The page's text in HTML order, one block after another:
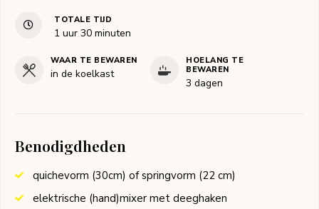
TOTALE TIJD
1 uur
uur 30minuten
minuten
WAAR TE BEWAREN
in de koelkast
HOELANG TE
BEWAREN
3 dagen
Benodigdheden
quichevorm (30cm) of springvorm (22 cm)
elektrische (hand)mixer met deeghaken